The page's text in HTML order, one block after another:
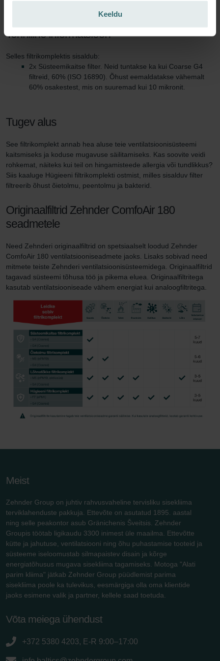
Keeldu
Tehniline informatsioon
Selles filtrikomplektis sisaldub:
2x Süsteemikaitse filter. Neid tuntakse ka kui Coarse G4
filtreid, 60% (ISO 16890). Õhust eemaldatakse vähemalt
60% osakestest, mis on suuremad kui 10 mikronit.
Tugev alus
See filtrikomplekt annab hea aluse teie ventilatsioonisüsteemi
kaitsmiseks ja koduse mugavuse säilitamiseks. Kas soovite veidi
rohkemat, näiteks kui teil on hingamisteede allergia või tundlikkus?
Siis kaaluge Hügieeni filtrikomplekti ostmist, milles sisalduv filter
filtreerib õhust õietolmu, peentolmu ja bakterid.
Originaalfiltrid Zehnder ComfoAir 180
seadmetele
Need Zehnderi originaalfiltrid on spetsiaalselt loodud Zehnder
ComfoAir 180 ventilatsiooniseadmete jaoks. Lisaks sobivad need
mitmete teiste Zehnderi ventilatsioonisüsteemidega. Originaalfiltrid
tagavad süsteemi tõhusa töö ja pikema eluea. Originaalfiltritega
kasutab ventilatsiooniseade vähem energiat kui analoogfiltritega.
Meist
Zehnder Group on juhtiv rahvusvaheline tervisliku sisekliima
terviklahenduste pakkuja. Ettevõte on asutatud 1895. aastal
ning selle peakontor asub Gränichenis Šveitsis. Zehnder
Groupis töötab ligikaudu 3300 inimest üle maailma. Ettevõtte
kütte ja jahutuse, ventilatsiooni ning õhu puhastamise tooteid ja
süsteeme iseloomustab silmapaistev disain ja kõrge
energiatõhusus mugava sisekliima tagamiseks. Motoga "Alati
parim kliima" jätkab Zehnder Group püüdlemist parima
sisekliima poole ka tulevikus, eesmärgiga olla oma klientide
jaoks esimene valik ja partner, kellele saad toetuda.
Võta meiega ühendust
+372 5380 4203, E-R 9:00–17:00